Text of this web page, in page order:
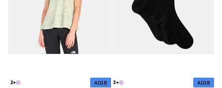
+
3 ADIB
+
2 ADIB